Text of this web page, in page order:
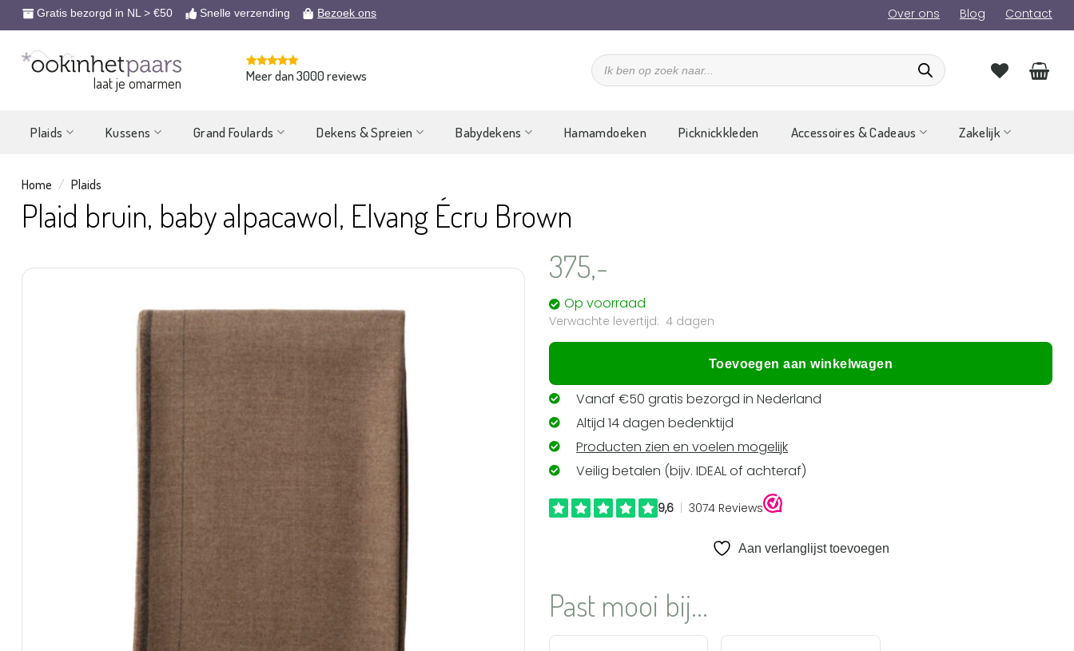
naar
inhoud
Gratis bezorgd in NL > €50 Snelle verzending Bezoek ons Over ons Blog Contact
laat je omarmen Meer dan 3000 reviews
Producten
zoeken
Plaids Kussens Grand Foulards Dekens & Spreien Babydekens Hamamdoeken Picknickkleden Accessoires & Cadeaus Zakelijk
Home / Plaids
Plaid bruin, baby alpacawol, Elvang Écru Brown
375,-
Op voorraad
4 dagen
Toevoegen aan winkelwagen
Vanaf €50 gratis bezorgd in Nederland
Altijd 14 dagen bedenktijd
Producten zien en voelen mogelijk
Veilig betalen (bijv. IDEAL of achteraf)
Aan verlanglijst toevoegen
Past mooi bij...